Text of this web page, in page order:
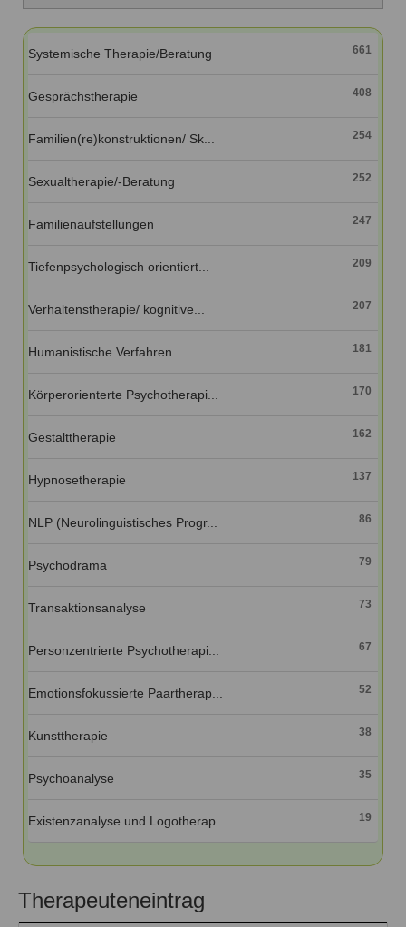
Qualitätssicherung
Qualität unserer Therapeuten
Familienthemen
Fortbildungen
Ausbildungsinstitute
Liste der Fachverbände
Benutzername*
Passwort*
Links
Formular zur Registrierung
Systemische Therapie/Beratung 661
Gesprächstherapie 408
Familien(re)konstruktionen/ Sk... 254
Sexualtherapie/-Beratung 252
Familienaufstellungen 247
Tiefenpsychologisch orientiert... 209
Verhaltenstherapie/ kognitive... 207
Humanistische Verfahren 181
Körperorienterte Psychotherapi... 170
Gestalttherapie 162
Hypnosetherapie 137
NLP (Neurolinguistisches Progr... 86
Psychodrama 79
Transaktionsanalyse 73
Personzentrierte Psychotherapi... 67
Emotionsfokussierte Paartherap... 52
Kunsttherapie 38
Psychoanalyse 35
Existenzanalyse und Logotherap... 19
Therapeuteneintrag